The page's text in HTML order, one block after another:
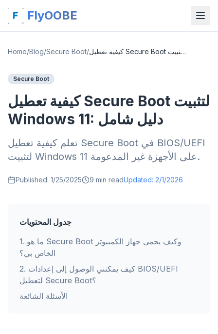
FlyOOBE
Home/Blog/Secure Boot/ كيفية تعطيل Secure Boot لتثبيت Windows 11: دليل شامل
Secure Boot
كيفية تعطيل Secure Boot لتثبيت
Windows 11: دليل شامل
تعلم كيفية تعطيل Secure Boot في BIOS/UEFI
لتثبيت Windows 11 على الأجهزة غير المدعومة.
Published: 1/25/2025 9 min readUpdated: 2/1/2026
جدول المحتويات
1. ما هو Secure Boot وكيف يحمي جهاز الكمبيوتر
الخاص بي؟
2. كيف يمكنني الوصول إلى إعدادات BIOS/UEFI
لتعطيل Secure Boot؟
الأسئلة الشائعة